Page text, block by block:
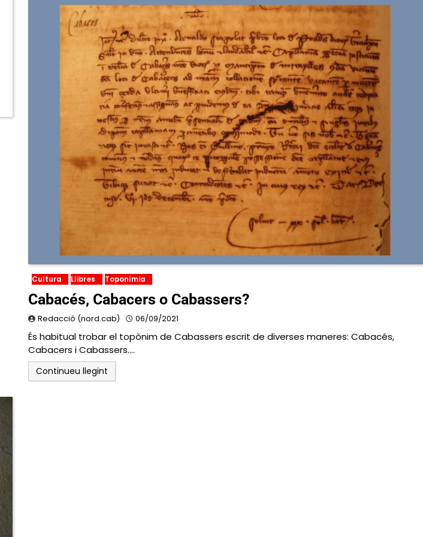
Cultura Llibres Toponímia
Cabacés, Cabacers o Cabassers?
Redacció (nord.cab) 06/09/2021
És habitual trobar el topònim de Cabassers escrit de diverses maneres: Cabacés,
Cabacers i Cabassers.…
Continueu llegint